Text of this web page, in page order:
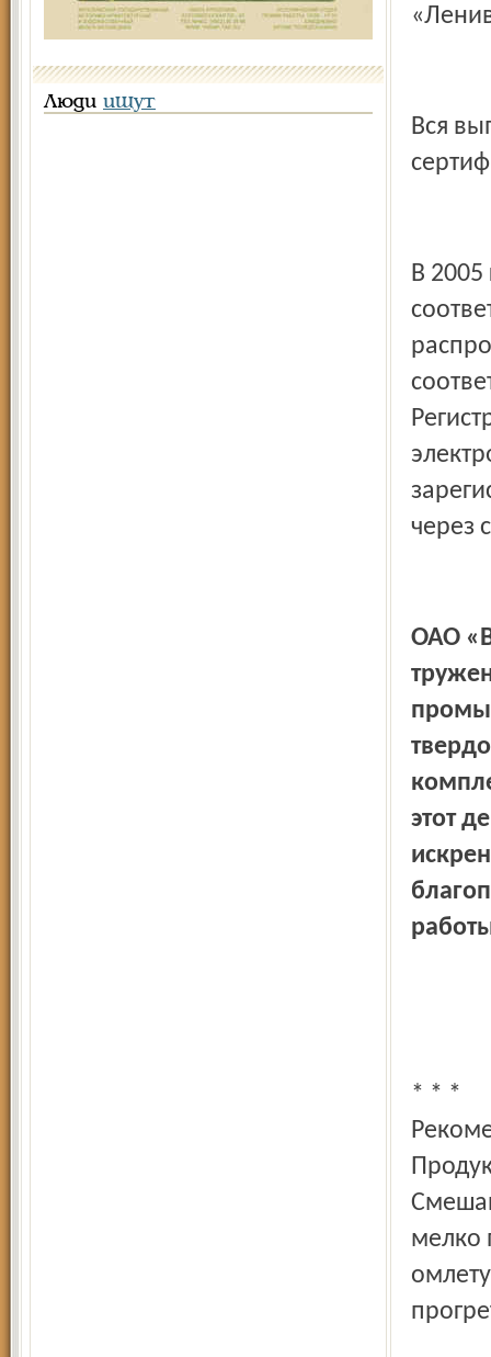
Люди ищут
Вся
В 2005
через
ОАО
этот
* * *
мелко